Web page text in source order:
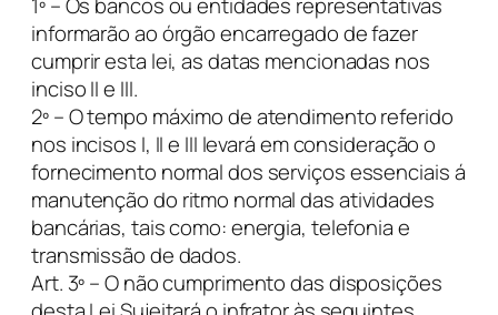
informarão ao órgão encarregado de fazer
cumprir esta lei, as datas mencionadas nos
inciso II e III.
2º – O tempo máximo de atendimento referido
nos incisos I, II e III levará em consideração o
fornecimento normal dos serviços essenciais á
manutenção do ritmo normal das atividades
bancárias, tais como: energia, telefonia e
transmissão de dados.
Art. 3º – O não cumprimento das disposições